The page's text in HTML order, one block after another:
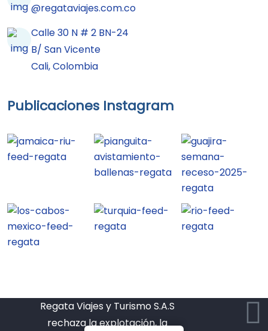
@regataviajes.com.co
Calle 30 N # 2 BN-24
B/ San Vicente
Cali, Colombia
Publicaciones Instagram
Regata Viajes y Turismo S.A.S
rechaza la explotación, la